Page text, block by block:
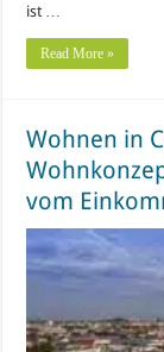
ist …
Read More »
Wohnen in
vom